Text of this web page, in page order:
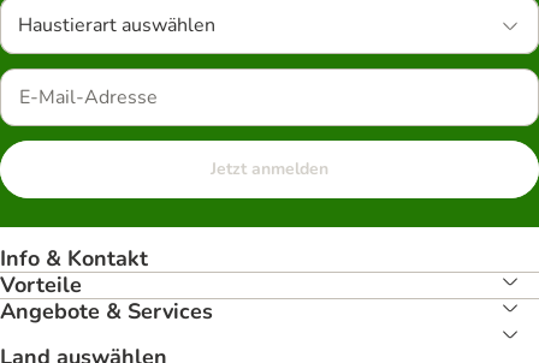
Haustierart auswählen
Jetzt anmelden
Info & Kontakt
Vorteile
Angebote & Services